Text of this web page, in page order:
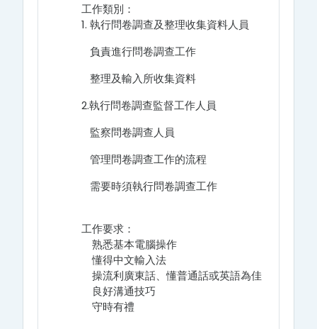
工作類別：
1. 執行問卷調查及整理收集資料人員
負責進行問卷調查工作
整理及輸入所收集資料
2.執行問卷調查監督工作人員
監察問卷調查人員
管理問卷調查工作的流程
需要時須執行問卷調查工作
工作要求：
熟悉基本電腦操作
懂得中文輸入法
操流利廣東話、懂普通話或英語為佳
良好溝通技巧
守時有禮